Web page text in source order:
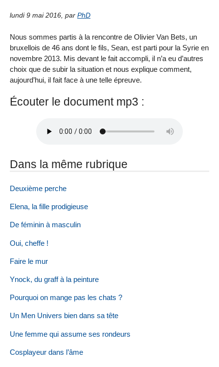
lundi 9 mai 2016 par PhD
Nous sommes partis à la rencontre de Olivier Van Bets, un
bruxellois de 46 ans dont le fils, Sean, est parti pour la Syrie en
novembre 2013. Mis devant le fait accompli, il n’a eu d’autres
choix que de subir la situation et nous explique comment,
aujourd’hui, il fait face à une telle épreuve.
Écouter le document mp3 :
Dans la même rubrique
Deuxième perche
Elena, la fille prodigieuse
De féminin à masculin
Oui, cheffe !
Faire le mur
Ynock, du graff à la peinture
Pourquoi on mange pas les chats ?
Un Men Univers bien dans sa tête
Une femme qui assume ses rondeurs
Cosplayeur dans l’âme